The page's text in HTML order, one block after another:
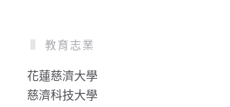
教育志業
花蓮慈濟大學
慈濟科技大學